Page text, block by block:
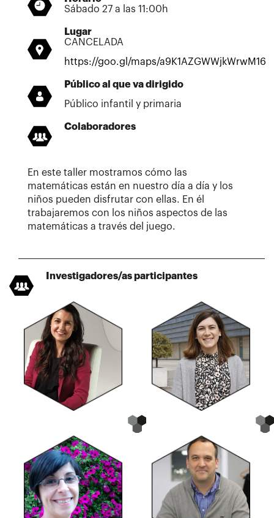
Sábado 27 a las 11:00h
Lugar
CANCELADA
https://goo.gl/maps/a9K1AZGWWjkWrwM16
Público al que va dirigido
Público infantil y primaria
Colaboradores
En este taller mostramos cómo las
matemáticas están en nuestro día a día y los
niños pueden disfrutar con ellas. En él
trabajaremos con los niños aspectos de las
matemáticas a través del juego.
Investigadores/as participantes